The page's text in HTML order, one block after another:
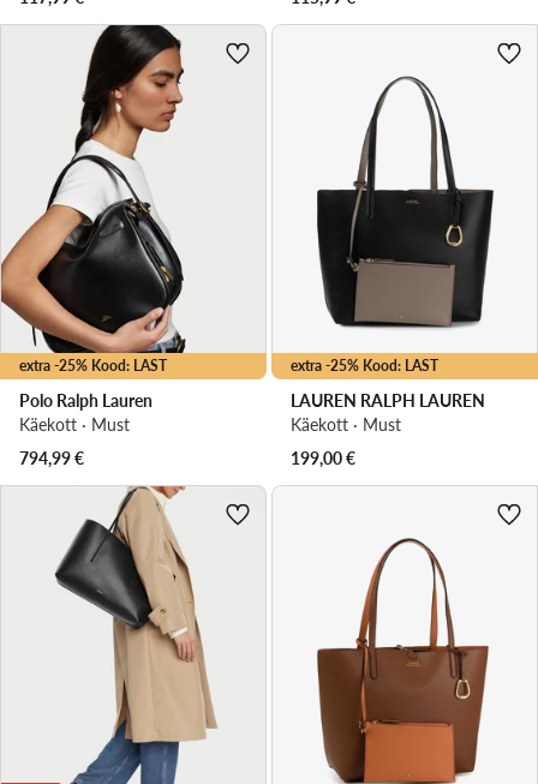
extra -25% Kood: LAST
Polo Ralph Lauren
Käekott · Must
794,99€
extra -25% Kood: LAST
LAUREN RALPH LAUREN
Käekott · Must
199,00€